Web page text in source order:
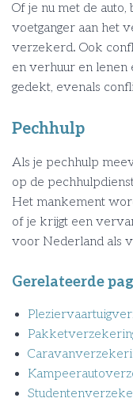
Of je nu met de
voetganger aan het
verzekerd. Ook
en verhuur en lenen
gedekt, evenals
Pechhulp
Als je pechhulp
op de
Het mankement
of je krijgt een
voor Nederland als
Gerelateerde